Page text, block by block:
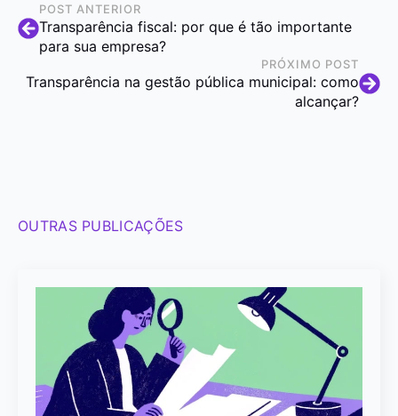
POST ANTERIOR
Transparência fiscal: por que é tão importante
para sua empresa?
PRÓXIMO POST
Transparência na gestão pública municipal: como
alcançar?
OUTRAS PUBLICAÇÕES